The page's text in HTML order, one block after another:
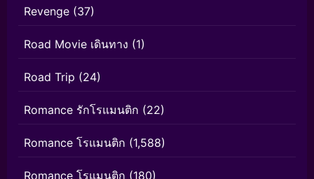
Revenge (37)
Road Movie เดินทาง (1)
Road Trip (24)
Romance รักโรแมนติก (22)
Romance โรแมนติก (1,588)
Romance โรแมนติก (180)